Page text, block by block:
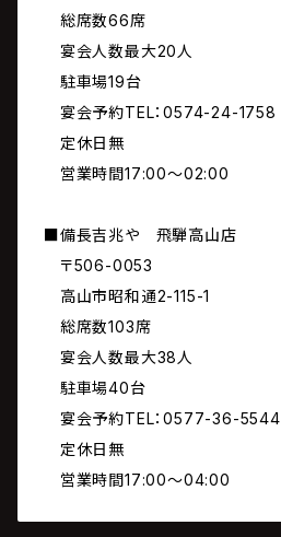
総席数66席
宴会人数最大20人
駐車場19台
宴会予約TEL：0574-24-1758
定休日無
営業時間17:00～02:00
■備長吉兆や 飛騨高山店
〒506-0053
高山市昭和通2-115-1
総席数103席
宴会人数最大38人
駐車場40台
宴会予約TEL：0577-36-5544
定休日無
営業時間17:00～04:00